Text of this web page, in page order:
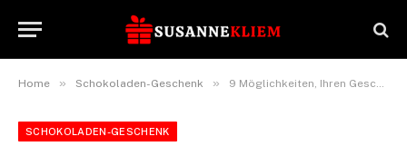
Home » Schokoladen-Geschenk » 9 Möglichkeiten, Ihren Geschwistern zu zeigen, dass Sie ihre Anwesenheit in Ihrem Leben schätzen – Gifts Across India Blog
SCHOKOLADEN-GESCHENK